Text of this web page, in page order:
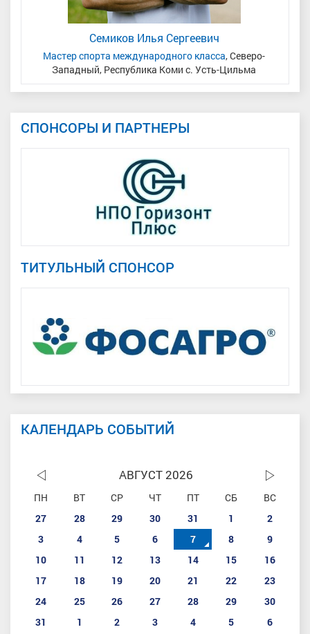
Семиков Илья Сергеевич
Мастер спорта международного класса, Северо-
Западный, Республика Коми с. Усть-Цильма
СПОНСОРЫ И ПАРТНЕРЫ
ТИТУЛЬНЫЙ СПОНСОР
КАЛЕНДАРЬ СОБЫТИЙ
АВГУСТ 2026
ПН ВТ СР ЧТ ПТ СБ
ВС
27
28 29 30 31 1
2
3
4 5 6 7 8
9
10
11 12 13 14 15
16
17
18 19 20 21 22
23
24
25 26 27 28 29
30
31
1 2 3 4 5 6